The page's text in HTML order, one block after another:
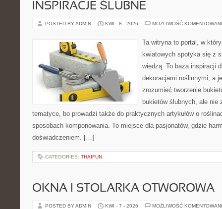
INSPIRACJE ŚLUBNE
POSTED BY ADMIN KWI - 8 - 2026 MOŻLIWOŚĆ
Ta witryna to portal, w
kwiatowych spotyka się z
wiedzą. To baza inspiracji
dekoracjami roślinnymi, a
zrozumieć tworzenie
bukietów ślubnych, ale nie
tematyce, bo prowadzi także do praktycznych artykułów o
sposobach komponowania. To miejsce dla pasjonatów, gdzie
doświadczeniem. […]
CATEGORIES: THAIFUN
OKNA I STOLARKA OTWOROWA
POSTED BY ADMIN KWI - 7 - 2026 MOŻLIWOŚĆ